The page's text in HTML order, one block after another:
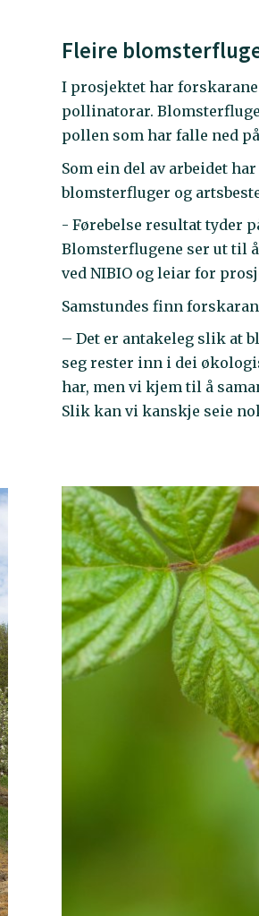
Fleire
I prosjektet har
pollinatorar.
pollen som har falle ned
Som ein del av arbeidet
blomsterfluger og
- Førebelse resultat tyder
Blomsterflugene ser ut til
ved NIBIO og leiar for
Samstundes finn
– Det er antakeleg slik at
seg rester inn i dei
har, men vi kjem til å
Slik kan vi kanskje seie